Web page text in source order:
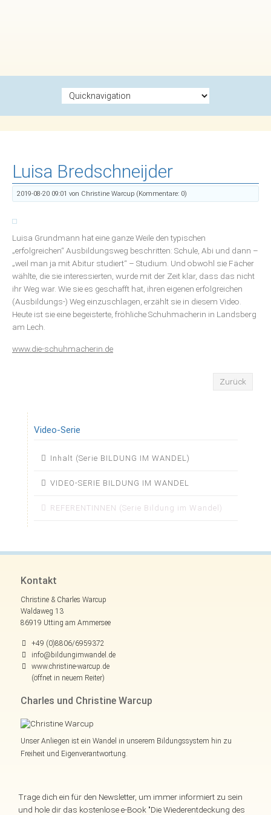
Luisa Bredschneijder
2019-08-20 09:01 von Christine Warcup (Kommentare: 0)
Luisa Grundmann hat eine ganze Weile den typischen
„erfolgreichen“ Ausbildungsweg beschritten: Schule, Abi und dann –
„weil man ja mit Abitur studiert“ – Studium. Und obwohl sie Fächer
wählte, die sie interessierten, wurde mit der Zeit klar, dass das nicht
ihr Weg war. Wie sie es geschafft hat, ihren eigenen erfolgreichen
(Ausbildungs-) Weg einzuschlagen, erzählt sie in diesem Video.
Heute ist sie eine begeisterte, fröhliche Schuhmacherin in Landsberg
am Lech.
www.die-schuhmacherin.de
Zurück
Video-Serie
Navigation
Inhalt (Serie BILDUNG IM WANDEL)
VIDEO-SERIE BILDUNG IM WANDEL
REFERENTINNEN (Serie Bildung im Wandel)
Kontakt
Christine & Charles Warcup
Waldaweg 13
86919 Utting am Ammersee
+49 (0)8806/6959372
info@bildungimwandel.de
www.christine-warcup.de
(öffnet in neuem Reiter)
Charles und Christine Warcup
Unser Anliegen ist ein Wandel in unserem Bildungssystem hin zu
Freiheit und Eigenverantwortung.
Trage dich ein für den Newsletter, um immer informiert zu sein
und hole dir das kostenlose e-Book "Die Wiederentdeckung des